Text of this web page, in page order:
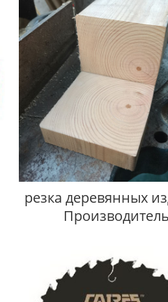
резка деревянных